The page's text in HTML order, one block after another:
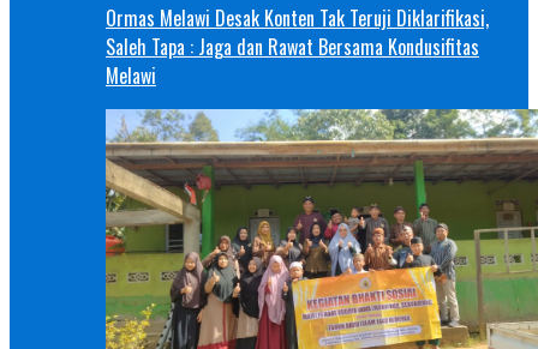
Ormas Melawi Desak Konten Tak Teruji Diklarifikasi,
Saleh Tapa : Jaga dan Rawat Bersama Kondusifitas
Melawi